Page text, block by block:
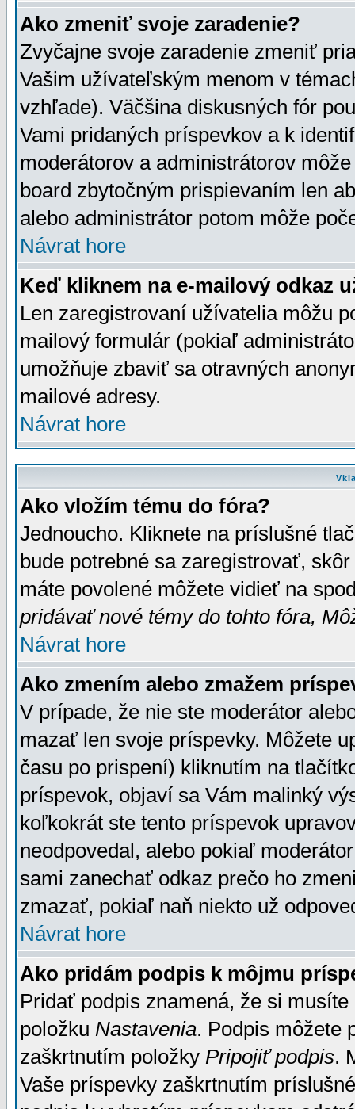
Ako zmeniť svoje zaradenie?
Zvyčajne svoje zaradenie zmeniť
Vašim užívateľským menom v
vzhľade). Väčšina diskusných fór
Vami pridaných príspevkov a k
moderátorov a administrátorov
board zbytočným prispievaním len
alebo administrátor potom môže
Návrat hore
Keď kliknem na e-mailový odkaz
Len zaregistrovaní užívatelia môžu
mailový formulár (pokiaľ
umožňuje zbaviť sa otravných
mailové adresy.
Návrat hore
Ako vložím tému do fóra?
Jednoucho. Kliknete na príslušné
bude potrebné sa zaregistrovať,
máte povolené môžete vidieť na
pridávať nové témy do tohto fóra,
Návrat hore
Ako zmením alebo zmažem
V prípade, že nie ste moderátor
mazať len svoje príspevky. Môžete
času po prispení) kliknutím na
príspevok, objaví sa Vám malinký
koľkokrát ste tento príspevok
neodpovedal, alebo pokiaľ
sami zanechať odkaz prečo ho
zmazať, pokiaľ naň niekto už
Návrat hore
Ako pridám podpis k môjmu
Pridať podpis znamená, že si
položku Nastavenia. Podpis môžete
zaškrtnutím položky Pripojiť podpis.
Vaše príspevky zaškrtnutím